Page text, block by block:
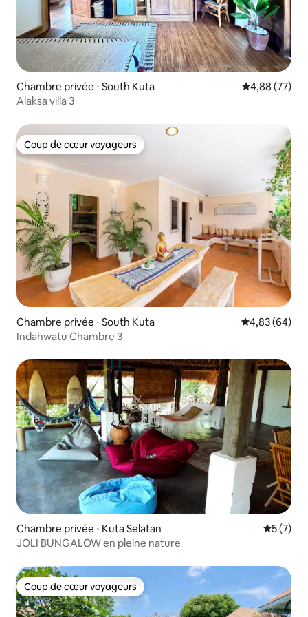
Chambre privée ⋅ South Kuta Évaluation
4,88 (77)
Alaksa villa 3
Coup de cœur voyageurs
Coup de cœur voyageurs
Chambre privée ⋅ South Kuta Évaluation
4,83 (64)
Indahwatu Chambre 3
Chambre privée ⋅ Kuta Selatan
5 (7)
JOLI BUNGALOW en pleine nature
Coup de cœur voyageurs
Coup de cœur voyageurs